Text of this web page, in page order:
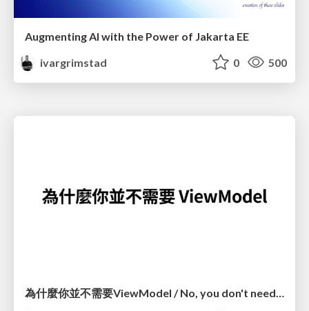
Augmenting AI with the Power of Jakarta EE
ivargrimstad
0 500
為什麼你並不需要ViewModel / No, you don't need a ViewModel